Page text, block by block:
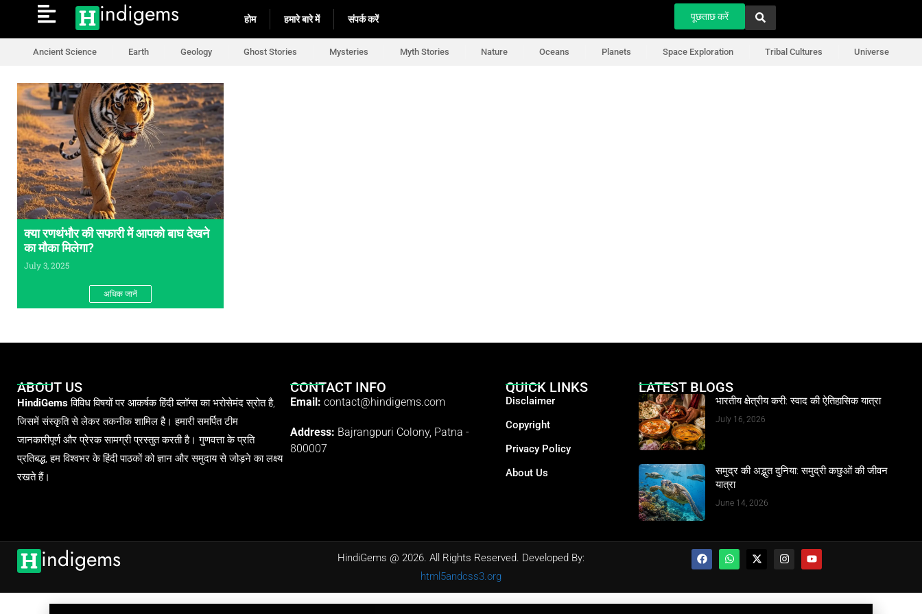
indigems होम हमारे बारे में संपर्क करें पूछताछ करें
Ancient Science Earth Geology Ghost Stories Mysteries Myth Stories Nature Oceans Planets Space Exploration Tribal Cultures Universe
क्या रणथंभौर की सफारी में आपको बाघ देखने
का मौका मिलेगा?
July 3, 2025
अधिक जानें
ABOUT US
HindiGemsविविध विषयों पर आकर्षक हिंदी ब्लॉग्स का भरोसेमंद स्रोत है,
जिसमें संस्कृति से लेकर तकनीक शामिल है। हमारी समर्पित टीम
जानकारीपूर्ण और प्रेरक सामग्री प्रस्तुत करती है। गुणवत्ता के प्रति
प्रतिबद्ध, हम विश्वभर के हिंदी पाठकों को ज्ञान और समुदाय से जोड़ने का लक्ष्य
रखते हैं।
CONTACT INFO
Email: contact@hindigems.com
Address: Bajrangpuri Colony, Patna -
800007
QUICK LINKS
Disclaimer
Copyright
Privacy Policy
About Us
LATEST BLOGS
भारतीय क्षेत्रीय करी: स्वाद की ऐतिहासिक यात्रा
July 16, 2026
समुद्र की अद्भुत दुनिया: समुद्री कछुओं की जीवन
यात्रा
June 14, 2026
indigems
HindiGems @ 2026. All Rights Reserved. Developed By:
html5andcss3.org